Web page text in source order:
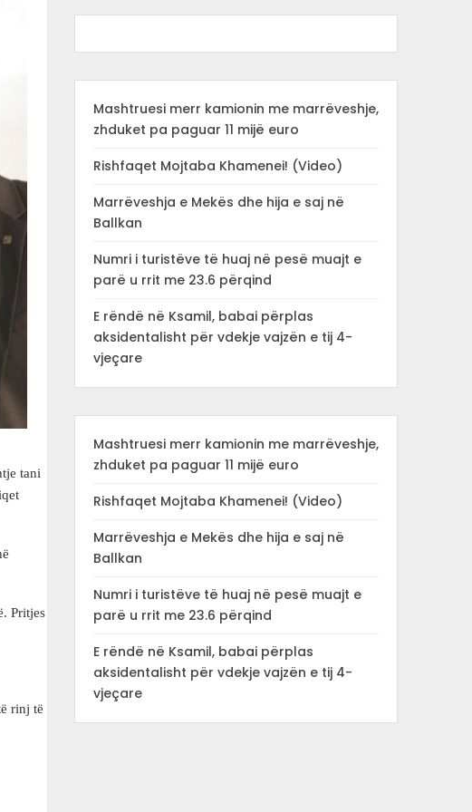
tani
Pritjes
rinj të
Mashtruesi merr kamionin me marrëveshje,
zhduket pa paguar 11 mijë euro
Rishfaqet Mojtaba Khamenei! (Video)
Marrëveshja e Mekës dhe hija e saj në
Ballkan
Numri i turistëve të huaj në pesë muajt e
parë u rrit me 23.6 përqind
E rëndë në Ksamil, babai përplas
aksidentalisht për vdekje vajzën e tij 4-
vjeçare
Mashtruesi merr kamionin me marrëveshje,
zhduket pa paguar 11 mijë euro
Rishfaqet Mojtaba Khamenei! (Video)
Marrëveshja e Mekës dhe hija e saj në
Ballkan
Numri i turistëve të huaj në pesë muajt e
parë u rrit me 23.6 përqind
E rëndë në Ksamil, babai përplas
aksidentalisht për vdekje vajzën e tij 4-
vjeçare